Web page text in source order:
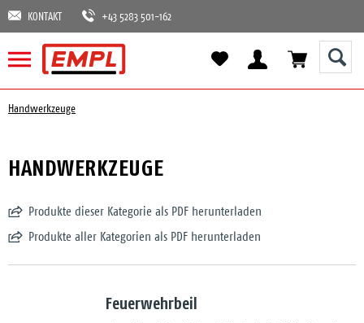
KONTAKT +43 5283 501-162
Handwerkzeuge
HANDWERKZEUGE
Produkte dieser Kategorie als PDF herunterladen
Produkte aller Kategorien als PDF herunterladen
Feuerwehrbeil